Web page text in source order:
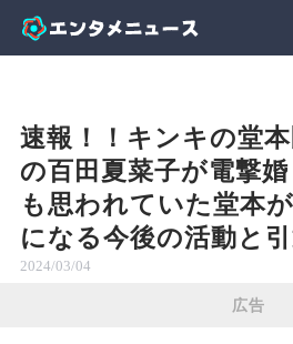
速報！！キンキの堂
の百田夏菜子が電撃
も思われていた堂本
になる今後の活動と
2024/03/04
広告